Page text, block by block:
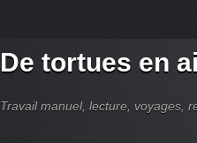
De tortues en
Travail manuel, lecture, voyages,